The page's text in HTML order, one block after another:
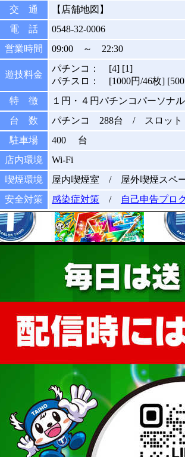
交 通
【店舗地図】
電 話
0548-32-0006
営業時間
09:00 ～ 22:30
遊技料金
パチンコ： [4] [1]
パチスロ： [1000円/46枚]
特 徴
１円・４円パチンコパーソナ
台 数
パチンコ 288台 / スロット
駐車場
400 台
店内環境
Wi-Fi
喫煙環境
屋内喫煙室 / 屋外喫煙スペ
安全対策
感染症対策 / 自己申告プロ